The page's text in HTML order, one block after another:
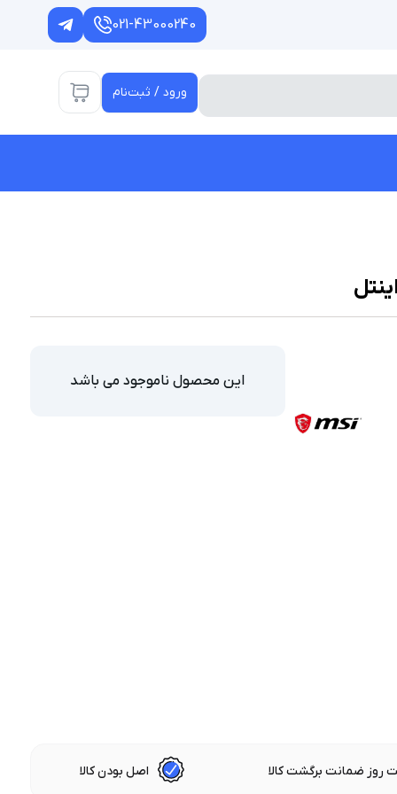
021-43000240
ورود / ثبت‌نام
این محصول ناموجود می باشد
روز ضمانت برگشت کالا اصل بودن کالا